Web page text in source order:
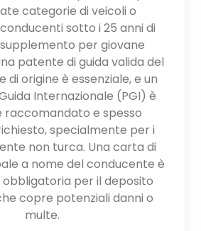
categorie di veicoli o
sotto i 25 anni di
per giovane
patente di guida valida del
di origine è essenziale, e un
Internazionale (PGI) è
e spesso
specialmente per i
non turca. Una carta di
a nome del conducente è
per il deposito
copre potenziali danni o
multe.